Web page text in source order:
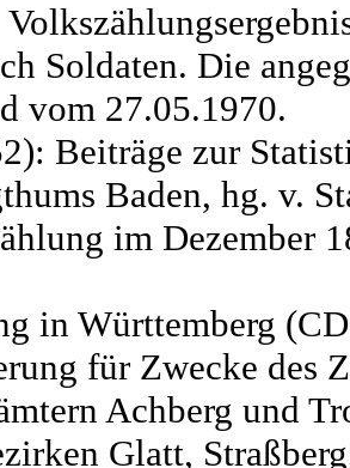
Soldaten. Die
vom 27.05.1970.
Beiträge zur
Baden, hg. v.
im Dezember
in Württemberg
für Zwecke des
Achberg und
Glatt,